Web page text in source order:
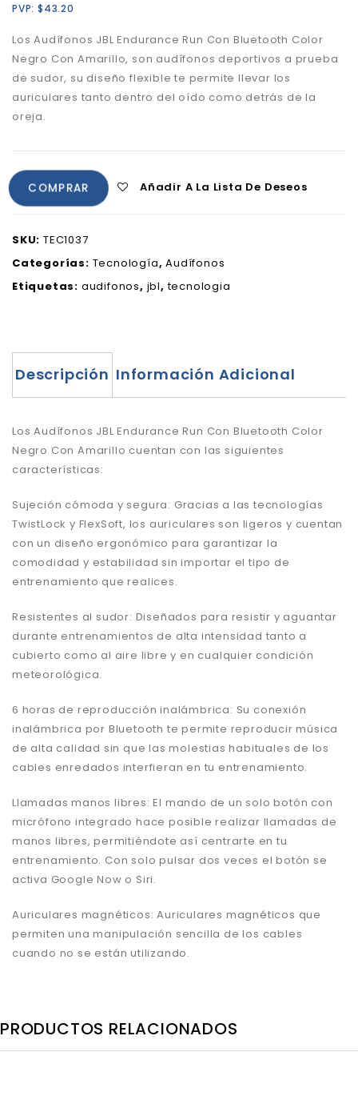
PVP: $43.20
Los Audífonos JBL Endurance Run Con Bluetooth Color
Negro Con Amarillo, son audífonos deportivos a prueba
de sudor, su diseño flexible te permite llevar los
auriculares tanto dentro del oído como detrás de la
oreja.
COMPRAR Añadir A La Lista De Deseos
SKU: TEC1037
Categorías: Tecnología,Audífonos
Etiquetas: audifonos, jbl,tecnologia
Descripción Información Adicional
Los Audífonos JBL Endurance Run Con Bluetooth Color
Negro Con Amarillo cuentan con las siguientes
características:
Sujeción cómoda y segura: Gracias a las tecnologías
TwistLock y FlexSoft, los auriculares son ligeros y cuentan
con un diseño ergonómico para garantizar la
comodidad y estabilidad sin importar el tipo de
entrenamiento que realices.
Resistentes al sudor: Diseñados para resistir y aguantar
durante entrenamientos de alta intensidad tanto a
cubierto como al aire libre y en cualquier condición
meteorológica.
6 horas de reproducción inalámbrica: Su conexión
inalámbrica por Bluetooth te permite reproducir música
de alta calidad sin que las molestias habituales de los
cables enredados interfieran en tu entrenamiento.
Llamadas manos libres: El mando de un solo botón con
micrófono integrado hace posible realizar llamadas de
manos libres, permitiéndote así centrarte en tu
entrenamiento. Con solo pulsar dos veces el botón se
activa Google Now o Siri.
Auriculares magnéticos: Auriculares magnéticos que
permiten una manipulación sencilla de los cables
cuando no se están utilizando.
PRODUCTOS RELACIONADOS